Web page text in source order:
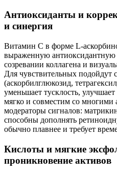
Антиоксиданты и
и синергия
Витамин С в форме L-
выраженную антиоксидантную
созревании коллагена и
Для чувствительных подойдут
(аскорбилглюкозид,
уменьшает тусклость,
мягко и совместим со
модераторы сигналов:
способны дополнять
обычно плавнее и требует
Кислоты и мягкие
проникновение активов